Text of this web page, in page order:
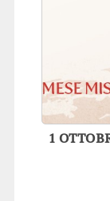
1